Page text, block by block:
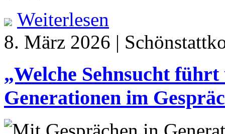
Weiterlesen
8. März 2026 |
„Welche Sehnsucht
Generationen im